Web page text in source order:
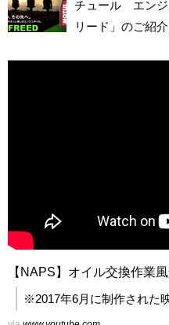
チュール エンジ
リード」のご紹介
【NAPS】オイル交換作業
※2017年6月に制作された